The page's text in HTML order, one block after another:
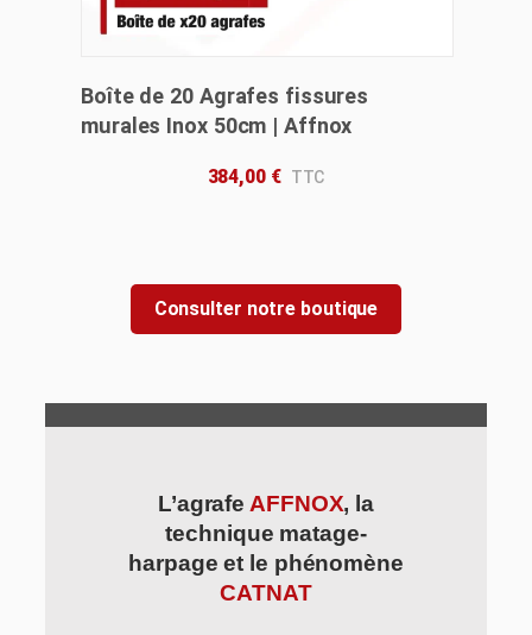
Boîte de 20 Agrafes fissures
murales Inox 50cm | Affnox
384,00 €
Consulter notre boutique
L’agrafeAFFNOX, la
technique matage-
harpage et le phénomène
CATNAT